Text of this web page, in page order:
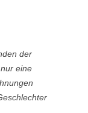
der
eine